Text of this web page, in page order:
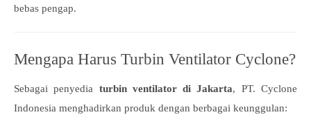
bebas pengap.
Mengapa Harus Turbin Ventilator Cyclone?
Sebagai penyedia turbin ventilator di Jakarta, PT. Cyclone
Indonesia menghadirkan produk dengan berbagai keunggulan: